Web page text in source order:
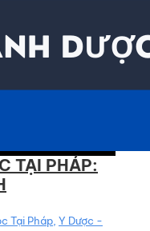
TẠI PHÁP:
Tại Pháp Y Dược -